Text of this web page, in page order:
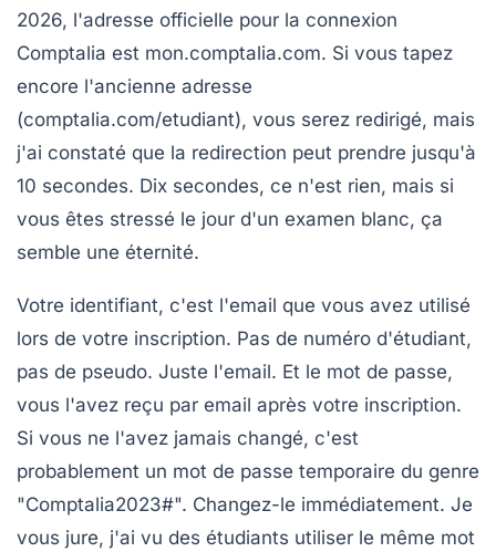
2026, l'adresse officielle pour la connexion
Comptalia est mon.comptalia.com. Si vous tapez
encore l'ancienne adresse
(comptalia.com/etudiant), vous serez redirigé, mais
j'ai constaté que la redirection peut prendre jusqu'à
10 secondes. Dix secondes, ce n'est rien, mais si
vous êtes stressé le jour d'un examen blanc, ça
semble une éternité.
Votre identifiant, c'est l'email que vous avez utilisé
lors de votre inscription. Pas de numéro d'étudiant,
pas de pseudo. Juste l'email. Et le mot de passe,
vous l'avez reçu par email après votre inscription.
Si vous ne l'avez jamais changé, c'est
probablement un mot de passe temporaire du genre
"Comptalia2023#". Changez-le immédiatement. Je
vous jure, j'ai vu des étudiants utiliser le même mot